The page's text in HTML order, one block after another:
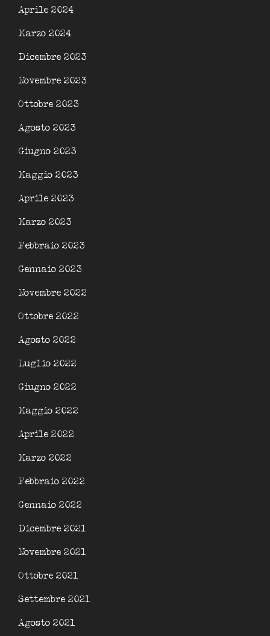
Aprile 2024
Marzo 2024
Dicembre 2023
Novembre 2023
Ottobre 2023
Agosto 2023
Giugno 2023
Maggio 2023
Aprile 2023
Marzo 2023
Febbraio 2023
Gennaio 2023
Novembre 2022
Ottobre 2022
Agosto 2022
Luglio 2022
Giugno 2022
Maggio 2022
Aprile 2022
Marzo 2022
Febbraio 2022
Gennaio 2022
Dicembre 2021
Novembre 2021
Ottobre 2021
Settembre 2021
Agosto 2021